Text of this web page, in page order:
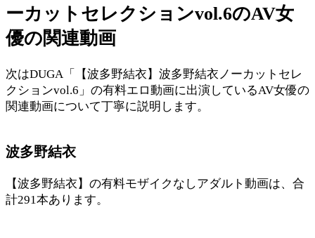
ーカットセレクションvol.6のAV女
優の関連動画
次はDUGA「【波多野結衣】波多野結衣ノーカットセレ
クションvol.6」の有料エロ動画に出演しているAV女優の
関連動画について丁寧に説明します。
波多野結衣
【波多野結衣】の有料モザイクなしアダルト動画は、合
計291本あります。